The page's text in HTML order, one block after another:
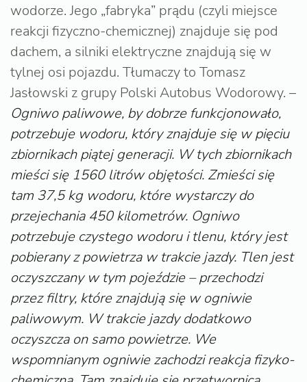
wodorze. Jego „fabryka” prądu (czyli miejsce
reakcji fizyczno-chemicznej) znajduje się pod
dachem, a silniki elektryczne znajdują się w
tylnej osi pojazdu. Tłumaczy to Tomasz
Jasłowski z grupy Polski Autobus Wodorowy. –
Ogniwo paliwowe, by dobrze funkcjonowało,
potrzebuje wodoru, który znajduje się w pięciu
zbiornikach piątej generacji. W tych zbiornikach
mieści się 1560 litrów objętości. Zmieści się
tam 37,5 kg wodoru, które wystarczy do
przejechania 450 kilometrów. Ogniwo
potrzebuje czystego wodoru i tlenu, który jest
pobierany z powietrza w trakcie jazdy. Tlen jest
oczyszczany w tym pojeździe – przechodzi
przez filtry, które znajdują się w ogniwie
paliwowym. W trakcie jazdy dodatkowo
oczyszcza on samo powietrze. We
wspomnianym ogniwie zachodzi reakcja fizyko-